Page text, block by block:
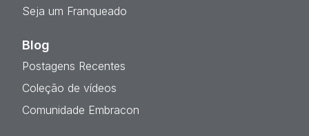
Seja um Franqueado
Blog
Postagens Recentes
Coleção de vídeos
Comunidade Embracon